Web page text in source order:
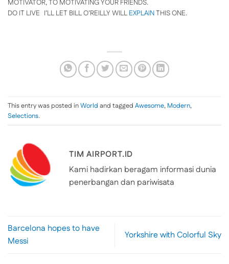
MOTIVATOR, TO MOTIVATING YOUR FRIENDS.
DO IT LIVE I’LL LET BILL O’REILLY WILL EXPLAINTHIS ONE.
This entry was posted inWorld and tagged Awesome, Modern,
Selections.
TIM AIRPORT.ID
Kami hadirkan beragam informasi dunia
penerbangan dan pariwisata
Barcelona hopes to have
Messi
Yorkshire with Colorful Sky